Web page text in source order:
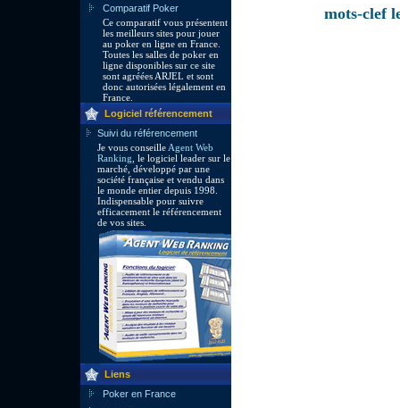
Comparatif Poker
Ce comparatif vous présentent
les meilleurs sites pour jouer
au poker en ligne en France.
Toutes les salles de poker en
ligne disponibles sur ce site
sont agréées ARJEL et sont
donc autorisées légalement en
France.
Logiciel référencement
Suivi du référencement
Je vous conseille Agent Web
Ranking , le logiciel leader sur le
marché, développé par une
société française et vendu dans
le monde entier depuis 1998.
Indispensable pour suivre
efficacement le référencement
de vos sites.
Liens
Poker en France
mots-clef